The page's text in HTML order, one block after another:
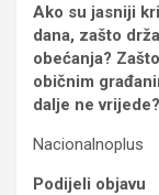
Ako su jasniji
dana, zašto
obećanja?
običnim
dalje ne vrijede?
Nacionalnoplus
Podijeli objavu